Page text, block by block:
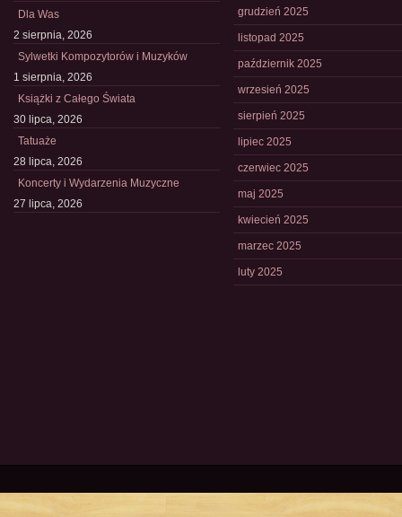
Dla Was
2 sierpnia, 2026
Sylwetki Kompozytorów i Muzyków
1 sierpnia, 2026
Książki z Całego Świata
30 lipca, 2026
Tatuaże
28 lipca, 2026
Koncerty i Wydarzenia Muzyczne
27 lipca, 2026
grudzień 2025
listopad 2025
październik 2025
wrzesień 2025
sierpień 2025
lipiec 2025
czerwiec 2025
maj 2025
kwiecień 2025
marzec 2025
luty 2025